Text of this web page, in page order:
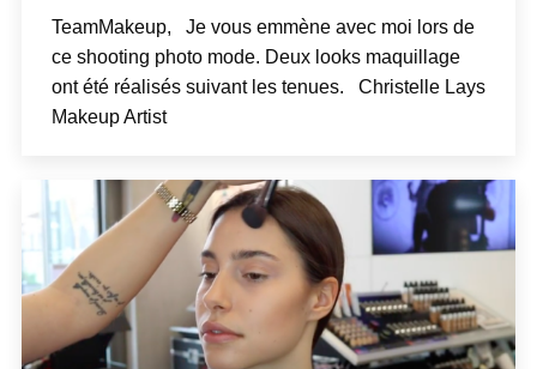
TeamMakeup, Je vous emmène avec moi lors de
ce shooting photo mode. Deux looks maquillage
ont été réalisés suivant les tenues. Christelle Lays
Makeup Artist